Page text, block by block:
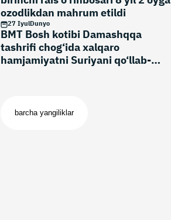
ozodlikdan mahrum etildi
27 IyulDunyo
BMT Bosh kotibi Damashqqa
tashrifi chog‘ida xalqaro
hamjamiyatni Suriyani qo‘llab-
barcha yangiliklar